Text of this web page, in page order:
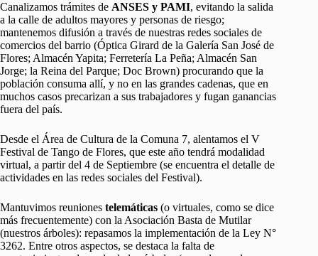
Canalizamos trámites de ANSES y PAMI, evitando la salida
a la calle de adultos mayores y personas de riesgo;
mantenemos difusión a través de nuestras redes sociales de
comercios del barrio (Óptica Girard de la Galería San José de
Flores; Almacén Yapita; Ferretería La Peña; Almacén San
Jorge; la Reina del Parque; Doc Brown) procurando que la
población consuma allí, y no en las grandes cadenas, que en
muchos casos precarizan a sus trabajadores y fugan ganancias
fuera del país.
Desde el Área de Cultura de la Comuna 7, alentamos el V
Festival de Tango de Flores, que este año tendrá modalidad
virtual, a partir del 4 de Septiembre (se encuentra el detalle de
actividades en las redes sociales del Festival).
Mantuvimos reuniones telemáticas (o virtuales, como se dice
más frecuentemente) con la Asociación Basta de Mutilar
(nuestros árboles): repasamos la implementación de la Ley N°
3262. Entre otros aspectos, se destaca la falta de